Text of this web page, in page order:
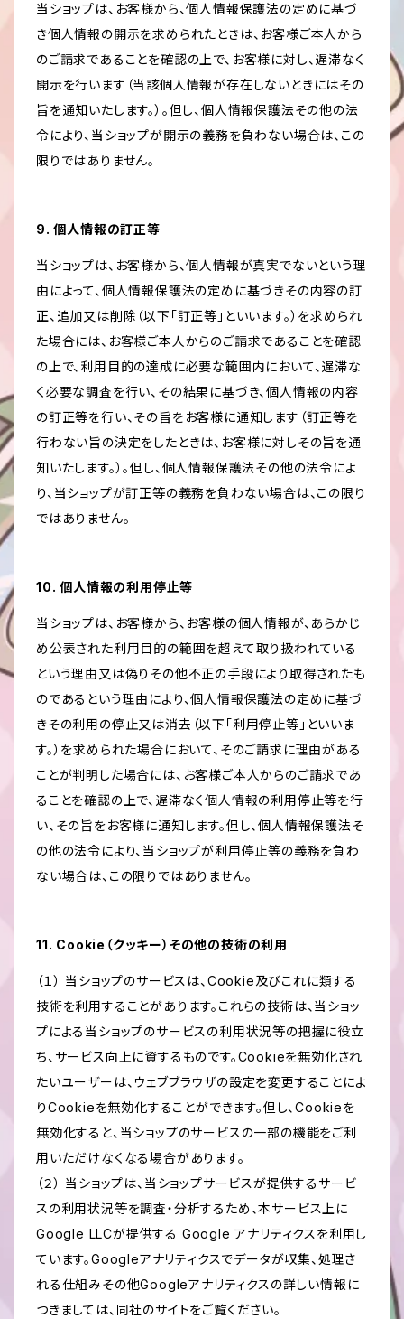
当ショップは、お客様から、個人情報保護法の定めに基づ
き個人情報の開示を求められたときは、お客様ご本人から
のご請求であることを確認の上で、お客様に対し、遅滞なく
開示を行います（当該個人情報が存在しないときにはその
旨を通知いたします。）。但し、個人情報保護法その他の法
令により、当ショップが開示の義務を負わない場合は、この
限りではありません。
9. 個人情報の訂正等
当ショップは、お客様から、個人情報が真実でないという理
由によって、個人情報保護法の定めに基づきその内容の訂
正、追加又は削除（以下「訂正等」といいます。）を求められ
た場合には、お客様ご本人からのご請求であることを確認
の上で、利用目的の達成に必要な範囲内において、遅滞な
く必要な調査を行い、その結果に基づき、個人情報の内容
の訂正等を行い、その旨をお客様に通知します（訂正等を
行わない旨の決定をしたときは、お客様に対しその旨を通
知いたします。）。但し、個人情報保護法その他の法令によ
り、当ショップが訂正等の義務を負わない場合は、この限り
ではありません。
10. 個人情報の利用停止等
当ショップは、お客様から、お客様の個人情報が、あらかじ
め公表された利用目的の範囲を超えて取り扱われている
という理由又は偽りその他不正の手段により取得されたも
のであるという理由により、個人情報保護法の定めに基づ
きその利用の停止又は消去（以下「利用停止等」といいま
す。）を求められた場合において、そのご請求に理由がある
ことが判明した場合には、お客様ご本人からのご請求であ
ることを確認の上で、遅滞なく個人情報の利用停止等を行
い、その旨をお客様に通知します。但し、個人情報保護法そ
の他の法令により、当ショップが利用停止等の義務を負わ
ない場合は、この限りではありません。
11. Cookie（クッキー）その他の技術の利用
（１） 当ショップのサービスは、Cookie及びこれに類する
技術を利用することがあります。これらの技術は、当ショッ
プによる当ショップのサービスの利用状況等の把握に役立
ち、サービス向上に資するものです。Cookieを無効化され
たいユーザーは、ウェブブラウザの設定を変更することによ
りCookieを無効化することができます。但し、Cookieを
無効化すると、当ショップのサービスの一部の機能をご利
用いただけなくなる場合があります。
（２） 当ショップは、当ショップサービスが提供するサービ
スの利用状況等を調査・分析するため、本サービス上に
Google LLCが提供する Google アナリティクスを利用し
ています。Googleアナリティクスでデータが収集、処理さ
れる仕組みその他Googleアナリティクスの詳しい情報に
つきましては、同社のサイトをご覧ください。